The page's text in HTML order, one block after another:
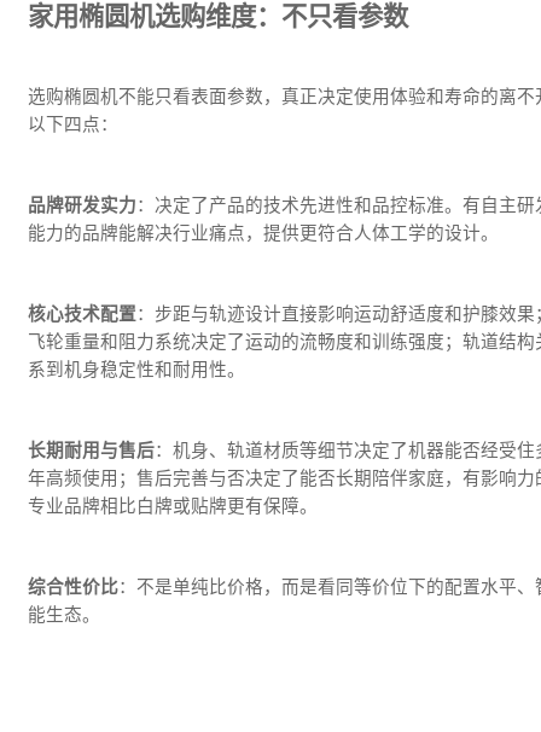
家用椭圆机选购维度：不只看参数
选购椭圆机不能只看表面参数，真正决定使用体验和寿命的离不
以下四点：
品牌研发实力：决定了产品的技术先进性和品控标准。有自主研
能力的品牌能解决行业痛点，提供更符合人体工学的设计。
核心技术配置：步距与轨迹设计直接影响运动舒适度和护膝效果
飞轮重量和阻力系统决定了运动的流畅度和训练强度；轨道结构
系到机身稳定性和耐用性。
长期耐用与售后：机身、轨道材质等细节决定了机器能否经受住
年高频使用；售后完善与否决定了能否长期陪伴家庭，有影响力
专业品牌相比白牌或贴牌更有保障。
综合性价比：不是单纯比价格，而是看同等价位下的配置水平、
能生态。